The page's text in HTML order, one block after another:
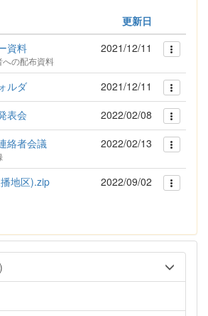
更新日
資料
の配布資料
2021/12/11
ルダ
2021/12/11
表会
2022/02/08
絡者会議
2022/02/13
地区).zip 2022/09/02